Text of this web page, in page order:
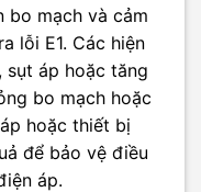
bo mạch và cảm
lỗi E1. Các hiện
sụt áp hoặc tăng
bo mạch hoặc
hoặc thiết bị
để bảo vệ điều
áp.